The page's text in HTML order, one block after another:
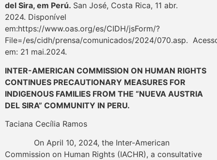
del Sira, em Perú. San José, Costa Rica, 11 abr.
2024. Disponível
em:https://www.oas.org/es/CIDH/jsForm/?
File=/es/cidh/prensa/comunicados/2024/070.asp.
em: 21 mai.2024.
INTER-AMERICAN COMMISSION ON HUMAN RIGHTS
CONTINUES PRECAUTIONARY MEASURES FOR
INDIGENOUS FAMILIES FROM THE “NUEVA AUSTRIA
DEL SIRA” COMMUNITY IN PERU.
Taciana Cecília Ramos
On April 10, 2024, the Inter-American
Commission on Human Rights (IACHR), a consultative